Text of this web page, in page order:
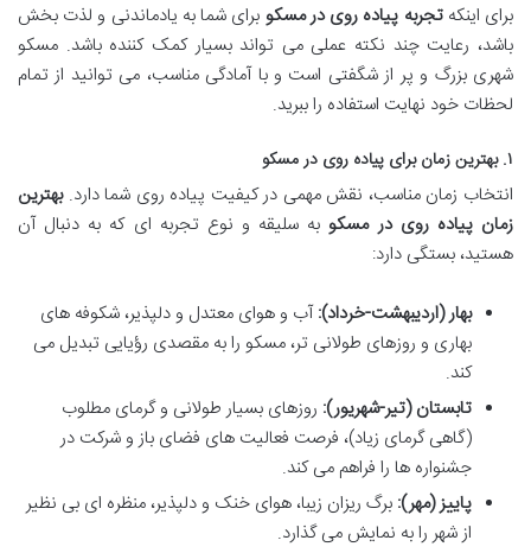
برای اینکهتجربه پیاده روی در مسکو برای شما به یادماندنی و لذت بخش
باشد، رعایت چند نکته عملی می تواند بسیار کمک کننده باشد. مسکو
شهری بزرگ و پر از شگفتی است و با آمادگی مناسب، می توانید از تمام
لحظات خود نهایت استفاده را ببرید.
۱. بهترین زمان برای پیاده روی در مسکو
انتخاب زمان مناسب، نقش مهمی در کیفیت پیاده روی شما دارد.بهترین
زمان پیاده روی در مسکوبه سلیقه و نوع تجربه ای که به دنبال آن
هستید، بستگی دارد:
بهار (اردیبهشت-خرداد):آب و هوای معتدل و دلپذیر، شکوفه های
بهاری و روزهای طولانی تر، مسکو را به مقصدی رؤیایی تبدیل می
کند.
تابستان (تیر-شهریور): روزهای بسیار طولانی و گرمای مطلوب
(گاهی گرمای زیاد)، فرصت فعالیت های فضای باز و شرکت در
جشنواره ها را فراهم می کند.
پاییز (مهر): برگ ریزان زیبا، هوای خنک و دلپذیر، منظره ای بی نظیر
از شهر را به نمایش می گذارد.